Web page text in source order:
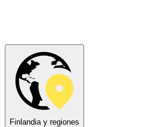
Finlandia y regiones